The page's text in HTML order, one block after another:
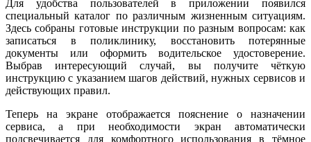
Для удобства пользователей в приложении появился
специальный каталог по различным жизненным ситуациям.
Здесь собраны готовые инструкции по разным вопросам: как
записаться в поликлинику, восстановить потерянные
документы или оформить водительское удостоверение.
Выбрав интересующий случай, вы получите чёткую
инструкцию с указанием шагов действий, нужных сервисов и
действующих правил.
Теперь на экране отображается пояснение о назначении
сервиса, а при необходимости экран автоматически
подсвечивается для комфортного использования в тёмное